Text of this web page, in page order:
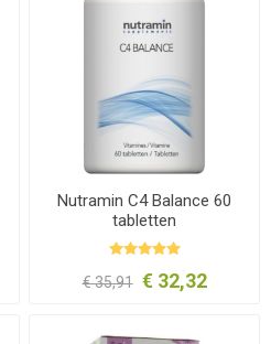
Nutramin C4 Balance 60
tabletten
€ 35,91 € 32,32